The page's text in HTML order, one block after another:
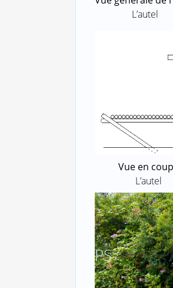
L’autel
Vue en
L’autel
PS Source : Meute
Publié le6 août 2007